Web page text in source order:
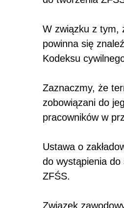
W związku z tym,
powinna się
Kodeksu
Zaznaczmy, że
zobowiązani do
pracowników w
Ustawa o
do wystąpienia
ZFŚS.
Związek